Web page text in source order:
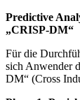
Predictive
„CRISP-DM“
Für die
sich Anwender
DM“ (Cross